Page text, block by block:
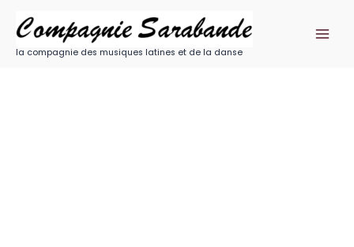
contenu
la compagnie des musiques latines et de la danse